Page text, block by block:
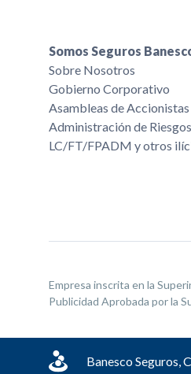
Somos Seguros
Sobre Nosotros
Gobierno Corporativo
Asambleas de Accionistas
Administración de
LC/FT/FPADM y otros
Empresa inscrita en la
Publicidad Aprobada por la
Banesco Seguros,